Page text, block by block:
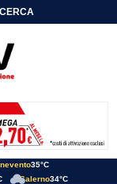
CERCA
35°C
Salerno34°C